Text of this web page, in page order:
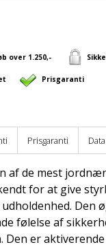
over 1.250,-
Prisgaranti
Prisgaranti Data
af ​​de mest
for at give
Den
følelse af
Den er